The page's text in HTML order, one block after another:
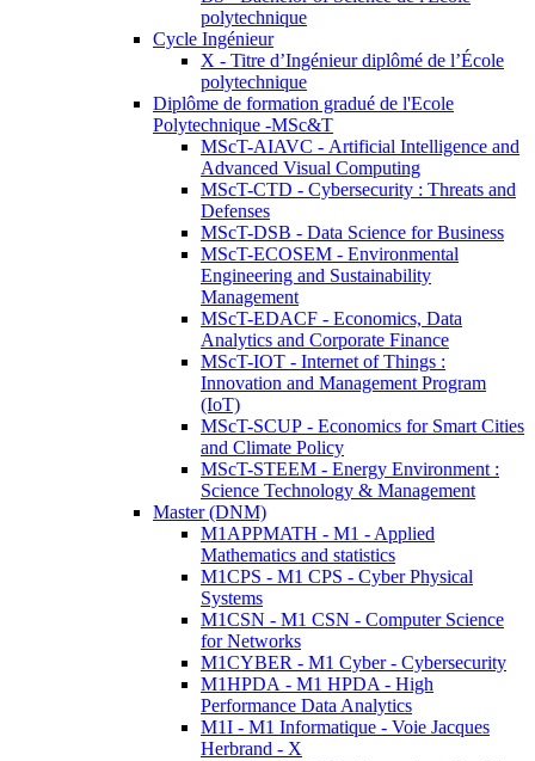
polytechnique
Cycle Ingénieur
X - Titre d’Ingénieur diplômé de l’École
polytechnique
Diplôme de formation gradué de l'Ecole
Polytechnique -MSc&T
MScT-AIAVC - Artificial Intelligence and
Advanced Visual Computing
MScT-CTD - Cybersecurity : Threats and
Defenses
MScT-DSB - Data Science for Business
MScT-ECOSEM - Environmental
Engineering and Sustainability
Management
MScT-EDACF - Economics, Data
Analytics and Corporate Finance
MScT-IOT - Internet of Things :
Innovation and Management Program
(IoT)
MScT-SCUP - Economics for Smart Cities
and Climate Policy
MScT-STEEM - Energy Environment :
Science Technology & Management
Master (DNM)
M1APPMATH - M1 - Applied
Mathematics and statistics
M1CPS - M1 CPS - Cyber Physical
Systems
M1CSN - M1 CSN - Computer Science
for Networks
M1CYBER - M1 Cyber - Cybersecurity
M1HPDA - M1 HPDA - High
Performance Data Analytics
M1I - M1 Informatique - Voie Jacques
Herbrand - X